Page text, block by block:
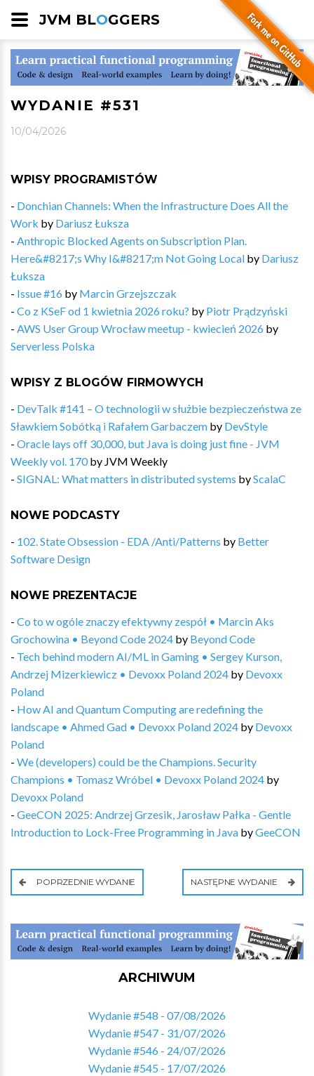
JVM BLOGGERS
WYDANIE #531
10/04/2026
WPISY PROGRAMISTÓW
- Donchian Channels: When the Infrastructure Does All the
Work by Dariusz Łuksza
- Anthropic Blocked Agents on Subscription Plan.
Here&#8217;s Why I&#8217;m Not Going Local by Dariusz
Łuksza
- Issue #16 by Marcin Grzejszczak
- Co z KSeF od 1 kwietnia 2026 roku? by Piotr Prądzyński
- AWS User Group Wrocław meetup - kwiecień 2026 by
Serverless Polska
WPISY Z BLOGÓW FIRMOWYCH
- DevTalk #141 – O technologii w służbie bezpieczeństwa ze
Sławkiem Sobótką i Rafałem Garbaczem by DevStyle
- Oracle lays off 30,000, but Java is doing just fine - JVM
Weekly vol. 170by JVM Weekly
- SIGNAL: What matters in distributed systems byScalaC
NOWE PODCASTY
- 102. State Obsession - EDA /Anti/Patterns by Better
Software Design
NOWE PREZENTACJE
- Co to w ogóle znaczy efektywny zespół • Marcin Aks
Grochowina • Beyond Code 2024 by Beyond Code
- Tech behind modern AI/ML in Gaming • Sergey Kurson,
Andrzej Mizerkiewicz • Devoxx Poland 2024 by Devoxx
Poland
- How AI and Quantum Computing are redefining the
landscape • Ahmed Gad • Devoxx Poland 2024 by Devoxx
Poland
- We (developers) could be the Champions. Security
Champions • Tomasz Wróbel • Devoxx Poland 2024 by
Devoxx Poland
- GeeCON 2025: Andrzej Grzesik, Jarosław Pałka - Gentle
Introduction to Lock-Free Programming in Java byGeeCON
POPRZEDNIE WYDANIE NASTĘPNE WYDANIE
ARCHIWUM
Wydanie #548 - 07/08/2026
Wydanie #547 - 31/07/2026
Wydanie #546 - 24/07/2026
Wydanie #545 - 17/07/2026